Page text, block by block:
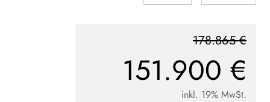
151.900 €
178.865 €
inkl. 19% MwSt.